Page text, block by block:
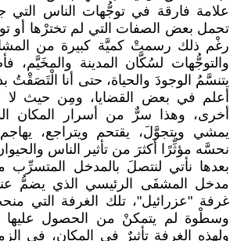
علامة فارقة في توجُّهات الناس التي
تحمل بعض الصفات التي لم تخترْها أو
رغْم ذلك رسمتْ كميَّة كبيرة من
والتوجُّهات لسُكَّان المدينة والمخَيَّم،
يتنسَّمُ الوجودَ والحياة، حتى أنا الْتَصَقْتُ
أعلم في بعض القضايا، ومِن حيث لا
أخرى، وهذا سرٌّ من أسرار المكان
يمشي ويتجوَّلَ، يقتحم ويتراجع،
نحسَّه مؤثِّرًا أكثرَ من تأثير الناس
بعدها نأتي لنتصلَ بالمدخل المتسرِّب من
مدخل المشفَى الرئيسي الذي يضمُّ عند
غرفة "عزرائيل"، تلك الغرفة التي
وسطْوة لم يتمكنْ من الحصول عليها
ولهذه الغرفة تأثيرٌ في المكان، في